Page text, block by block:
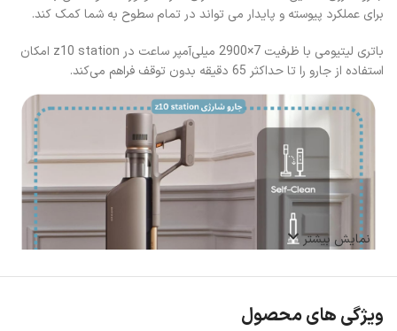
برای عملکرد پیوسته و پایدار می تواند در تمام سطوح به شما کمک کند.
باتری لیتیومی با ظرفیت 7×2900 میلی‌آمپر ساعت در z10 station امکان
استفاده از جارو را تا حداکثر 65 دقیقه بدون توقف فراهم می‌کند.
نمایش بیشتر
ویژگی های محصول